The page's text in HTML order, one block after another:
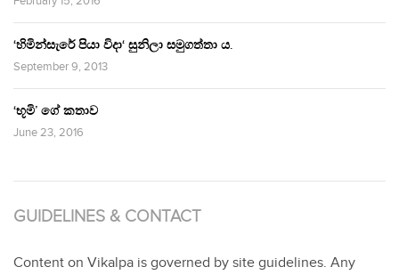
‘හිමින්සැරේ පියා විදා‘ සුනිලා සමුගත්තා ය.
September 9, 2013
‘භූමි’ ගේ කතාව
June 23, 2016
GUIDELINES & CONTACT
Content on Vikalpa is governed by site guidelines. Any